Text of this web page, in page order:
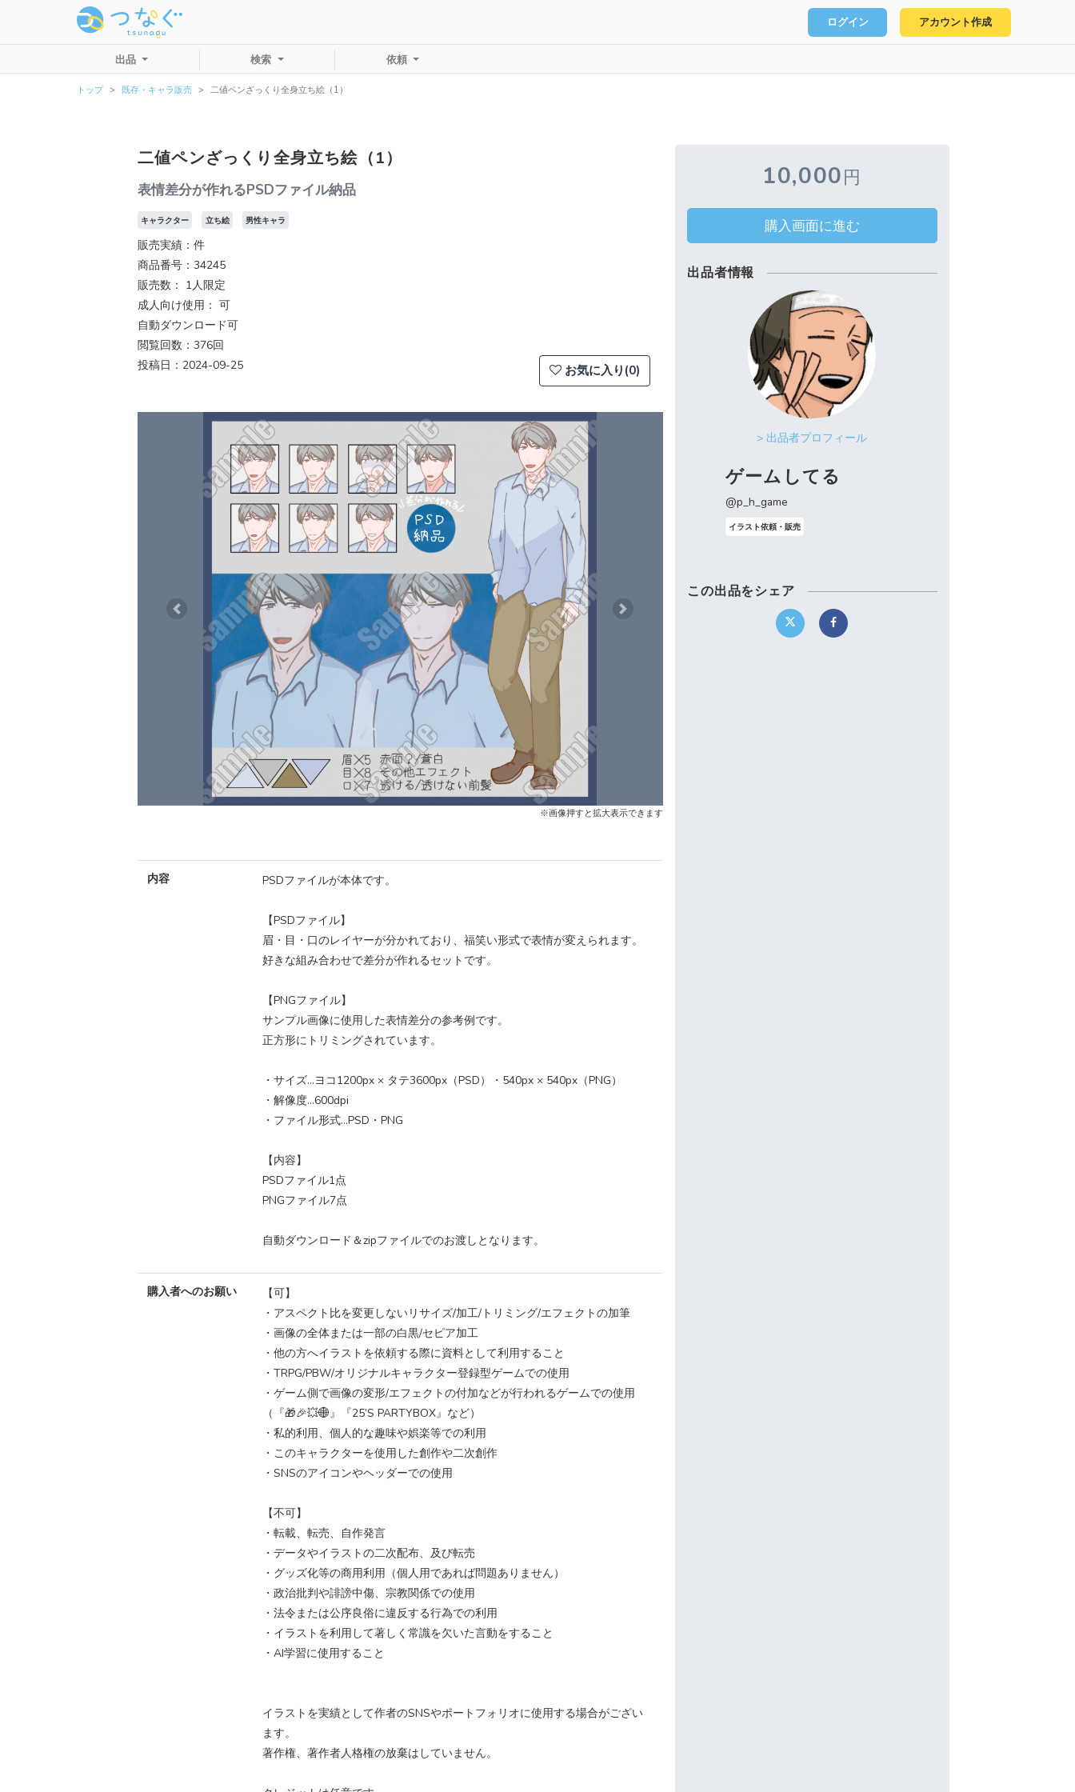
ログイン アカウント作成
出品 検索 依頼
トップ 既存・キャラ販売 二値ペンざっくり全身立ち絵（1）
二値ペンざっくり全身立ち絵（1）
表情差分が作れるPSDファイル納品
キャラクター 立ち絵 男性キャラ
販売実績：件
商品番号：34245
販売数： 1人限定
成人向け使用： 可
自動ダウンロード可
閲覧回数：376回
投稿日：2024-09-25
お気に入り(0)
Previous Next
※画像押すと拡大表示できます
内容 PSDファイルが本体です。
【PSDファイル】
眉・目・口のレイヤーが分かれており、福笑い形式で表情が変えられます。
好きな組み合わせで差分が作れるセットです。
【PNGファイル】
サンプル画像に使用した表情差分の参考例です。
正方形にトリミングされています。
・サイズ…ヨコ1200px × タテ3600px（PSD）・540px × 540px（PNG）
・解像度…600dpi
・ファイル形式…PSD・PNG
【内容】
PSDファイル1点
PNGファイル7点
自動ダウンロード＆zipファイルでのお渡しとなります。
購入者へのお願い
【可】
・アスペクト比を変更しないリサイズ/加工/トリミング/エフェクトの加筆
・画像の全体または一部の白黒/セピア加工
・他の方へイラストを依頼する際に資料として利用すること
・TRPG/PBW/オリジナルキャラクター登録型ゲームでの使用
・ゲーム側で画像の変形/エフェクトの付加などが行われるゲームでの使用
（『🎁🎉💥🌐』『25’S PARTYBOX』など）
・私的利用、個人的な趣味や娯楽等での利用
・このキャラクターを使用した創作や二次創作
・SNSのアイコンやヘッダーでの使用
【不可】
・転載、転売、自作発言
・データやイラストの二次配布、及び転売
・グッズ化等の商用利用（個人用であれば問題ありません）
・政治批判や誹謗中傷、宗教関係での使用
・法令または公序良俗に違反する行為での利用
・イラストを利用して著しく常識を欠いた言動をすること
・AI学習に使用すること
イラストを実績として作者のSNSやポートフォリオに使用する場合がござい
ます。
著作権、著作者人格権の放棄はしていません。
10,000円
購入画面に進む
出品者情報
> 出品者プロフィール
ゲームしてる
@p_h_game
イラスト依頼・販売
この出品をシェア